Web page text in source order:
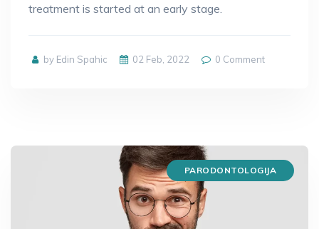
treatment is started at an early stage.
by Edin Spahic 02 Feb, 2022 0 Comment
PARODONTOLOGIJA